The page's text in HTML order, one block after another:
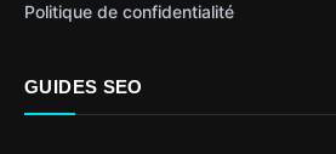
Politique de confidentialité
GUIDES SEO